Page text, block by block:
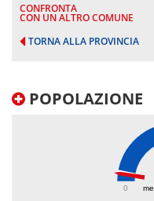
CONFRONTA
CON UN ALTRO COMUNE
TORNA ALLA PROVINCIA
POPOLAZIONE
0